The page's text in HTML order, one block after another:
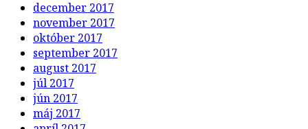
december 2017
november 2017
október 2017
september 2017
august 2017
júl 2017
jún 2017
máj 2017